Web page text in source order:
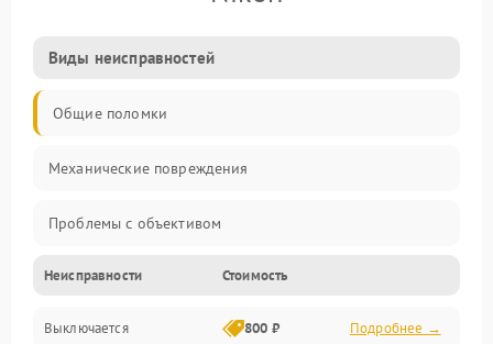
Виды неисправностей
Общие поломки
Механические повреждения
Проблемы с объективом
Электронные ошибки
Механические проблемы
Неисправности Стоимость
Выключается 800 ₽ Подробнее →